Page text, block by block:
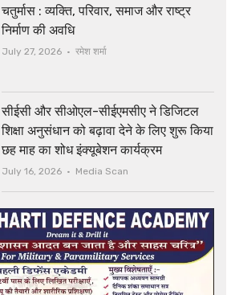
चतुर्मास : व्यक्ति, परिवार, समाज और राष्ट्र
निर्माण की अवधि
July 27, 2026 Author
रमेश शर्मा
सीईसी और सीओएल-सीईएमसीए ने डिजिटल
शिक्षा अनुसंधान को बढ़ावा देने के लिए शुरू किया
छह माह का शोध इंक्यूबेशन कार्यक्रम
July 16, 2026 Author
Media Scan